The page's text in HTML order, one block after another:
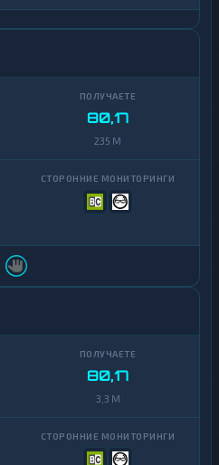
80,17
235 M
80,17
3,3 M